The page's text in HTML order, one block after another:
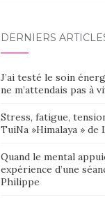
DERNIERS
J’ai testé le soin
ne m’attendais pas à
Stress, fatigue,
TuiNa »Himalaya » de
Quand le mental
expérience d’une
Philippe